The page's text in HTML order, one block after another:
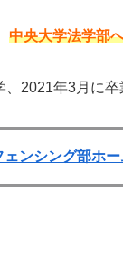
中央大学法学部
2021年3月に卒
ェンシング部ホ